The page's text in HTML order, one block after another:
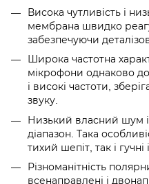
Висока чутливість і
мембрана швидко
забезпечуючи
Широка частотна
мікрофони однаково
і високі частоти,
звуку.
Низький власний шум
діапазон. Така
тихий шепіт, так і
Різноманітність
всенаправлені і